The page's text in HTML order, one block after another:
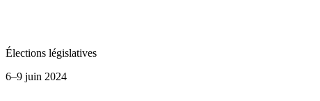
Élections législatives
6–9 juin 2024